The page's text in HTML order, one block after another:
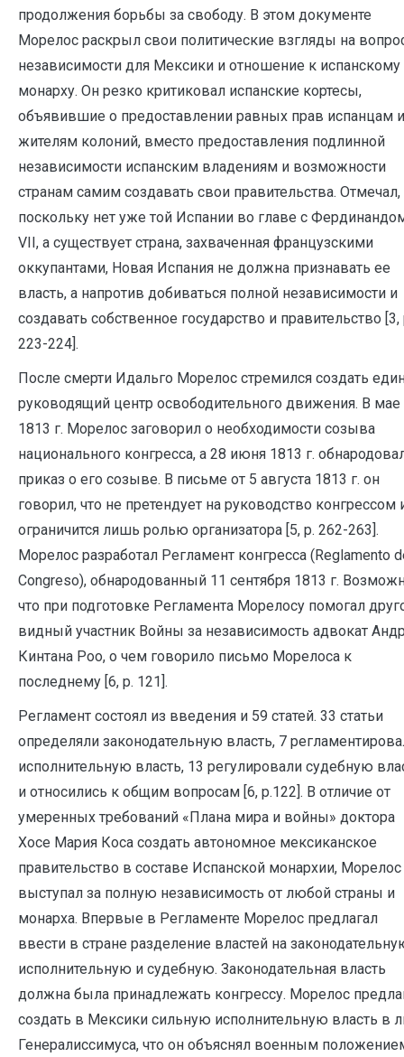
продолжения борьбы за свободу. В этом документе
Морелос раскрыл свои политические взгляды на
независимости для Мексики и отношение к испанскому
монарху. Он резко критиковал испанские кортесы,
объявившие о предоставлении равных прав испанцам и
жителям колоний, вместо предоставления подлинной
независимости испанским владениям и возможности
странам самим создавать свои правительства. Отмечал,
поскольку нет уже той Испании во главе с
VII, а существует страна, захваченная французскими
оккупантами, Новая Испания не должна признавать ее
власть, а напротив добиваться полной независимости и
создавать собственное государство и правительство [3,
223-224].
После смерти Идальго Морелос стремился создать
руководящий центр освободительного движения. В мае
1813 г. Морелос заговорил о необходимости созыва
национального конгресса, а 28 июня 1813 г.
приказ о его созыве. В письме от 5 августа 1813 г. он
говорил, что не претендует на руководство конгрессом
ограничится лишь ролью организатора [5, р. 262-263].
Морелос разработал Регламент конгресса (Reglamento
Congreso), обнародованный 11 сентября 1813 г.
что при подготовке Регламента Морелосу помогал
видный участник Войны за независимость адвокат
Кинтана Роо, о чем говорило письмо Морелоса к
последнему [6, р. 121].
Регламент состоял из введения и 59 статей. 33 статьи
определяли законодательную власть, 7
исполнительную власть, 13 регулировали судебную
и относились к общим вопросам [6, р.122]. В отличие от
умеренных требований «Плана мира и войны» доктора
Хосе Мария Коса создать автономное мексиканское
правительство в составе Испанской монархии, Морелос
выступал за полную независимость от любой страны и
монарха. Впервые в Регламенте Морелос предлагал
ввести в стране разделение властей на
исполнительную и судебную. Законодательная власть
должна была принадлежать конгрессу. Морелос
создать в Мексики сильную исполнительную власть в
Генералиссимуса, что он объяснял военным